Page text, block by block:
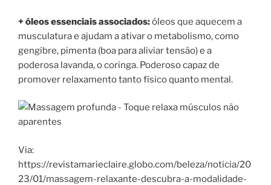
+ óleos essenciais associados:óleos que aquecem a
musculatura e ajudam a ativar o metabolismo, como
gengibre, pimenta (boa para aliviar tensão) e a
poderosa lavanda, o coringa. Poderoso capaz de
promover relaxamento tanto físico quanto mental.
Via:
https://revistamarieclaire.globo.com/beleza/noticia/20
23/01/massagem-relaxante-descubra-a-modalidade-